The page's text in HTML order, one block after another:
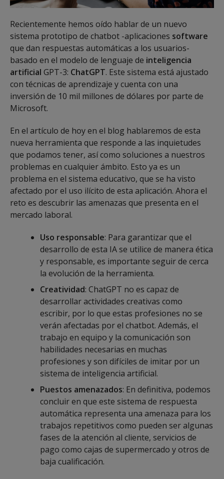
Recientemente hemos oído hablar de un nuevo
sistema prototipo de chatbot -aplicaciones software
que dan respuestas automáticas a los usuarios-
basado en el modelo de lenguaje de inteligencia
artificial GPT-3: ChatGPT. Este sistema está ajustado
con técnicas de aprendizaje y cuenta con una
inversión de 10 mil millones de dólares por parte de
Microsoft.
En el artículo de hoy en el blog hablaremos de esta
nueva herramienta que responde a las inquietudes
que podamos tener, así como soluciones a nuestros
problemas en cualquier ámbito. Esto ya es un
problema en el sistema educativo, que se ha visto
afectado por el uso ilícito de esta aplicación. Ahora el
reto es descubrir las amenazas que presenta en el
mercado laboral.
Uso responsable: Para garantizar que el
desarrollo de esta IA se utilice de manera ética
y responsable, es importante seguir de cerca
la evolución de la herramienta.
Creatividad: ChatGPT no es capaz de
desarrollar actividades creativas como
escribir, por lo que estas profesiones no se
verán afectadas por el chatbot. Además, el
trabajo en equipo y la comunicación son
habilidades necesarias en muchas
profesiones y son difíciles de imitar por un
sistema de inteligencia artificial.
Puestos amenazados: En definitiva, podemos
concluir en que este sistema de respuesta
automática representa una amenaza para los
trabajos repetitivos como pueden ser algunas
fases de la atención al cliente, servicios de
pago como cajas de supermercado y otros de
baja cualificación.